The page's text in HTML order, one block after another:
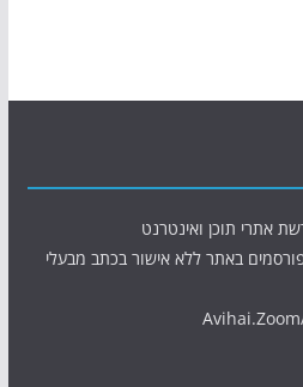
אתרי תוכן ואינטרנט
באתר ללא אישור בכתב מבעלי